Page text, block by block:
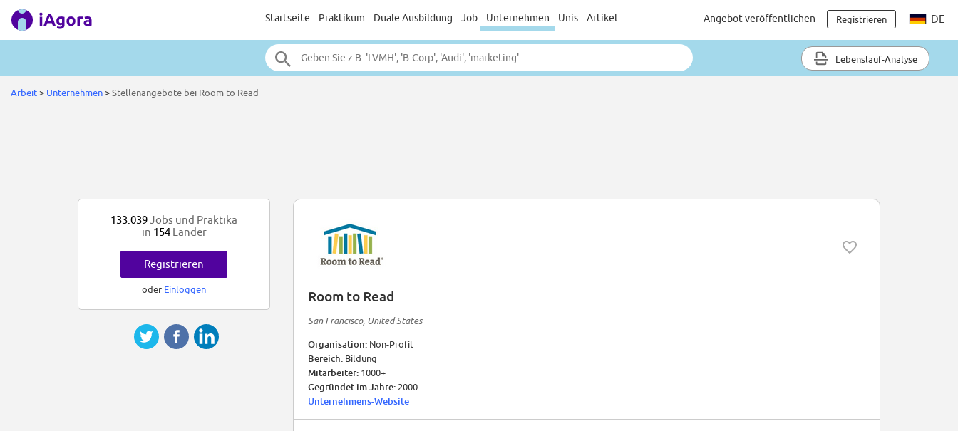
Startseite Praktikum Duale Ausbildung Job Unternehmen Unis Artikel Angebot veröffentlichen Registrieren DE
Lebenslauf-Analyse
Arbeit> Unternehmen>Stellenangebote bei Room to Read
Room to Read
San Francisco, United States
Organisation: Non-Profit
Bereich: Bildung
Mitarbeiter: 1000+
Gegründet im Jahre: 2000
Unternehmens-Website
133.039Jobs und Praktika
in 154Länder
Registrieren
oder Einloggen